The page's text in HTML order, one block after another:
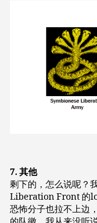
7. 其他
剩下的，怎么说呢？
Liberation Front 的
恐怖分子也拉不上边